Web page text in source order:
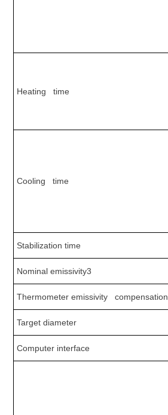
Heating time
Cooling time
Stabilization time
Nominal emissivity3
Thermometer emissivity compensation
Target diameter
Computer interface